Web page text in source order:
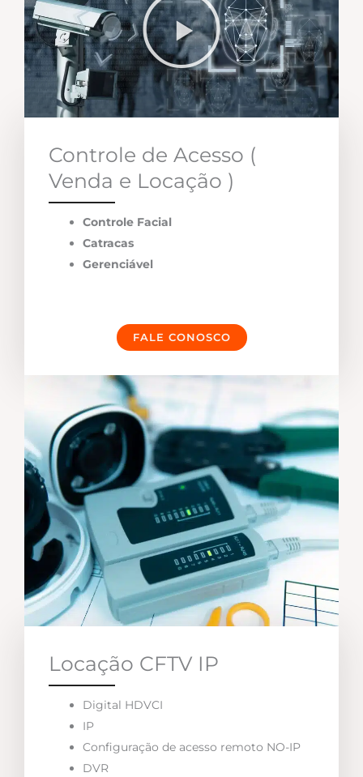
Controle de Acesso (
Venda e Locação )
Controle Facial
Catracas
Gerenciável
FALE CONOSCO
Locação CFTV IP
Digital HDVCI
IP
Configuração de acesso remoto NO-IP
DVR